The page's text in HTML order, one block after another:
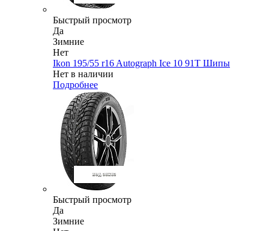
Быстрый просмотр
Да
Зимние
Нет
Ikon 195/55 r16 Autograph Ice 10 91T Шипы
Нет в наличии
Подробнее
Быстрый просмотр
Да
Зимние